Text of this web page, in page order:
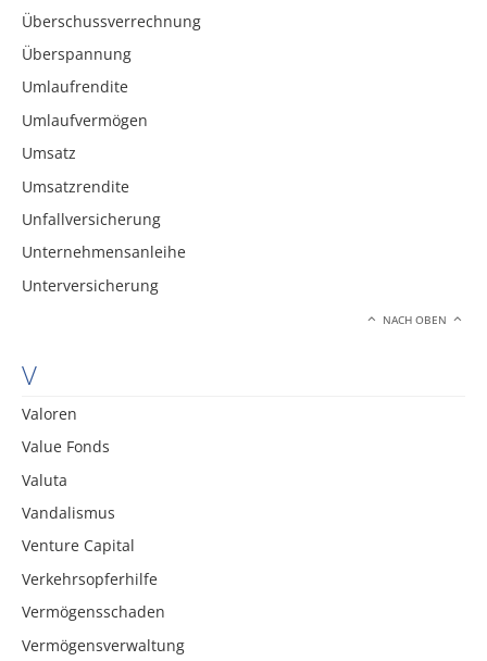
Überschussverrechnung
Überspannung
Umlaufrendite
Umlaufvermögen
Umsatz
Umsatzrendite
Unfallversicherung
Unternehmensanleihe
Unterversicherung
NACH OBEN
V
Valoren
Value Fonds
Valuta
Vandalismus
Venture Capital
Verkehrsopferhilfe
Vermögensschaden
Vermögensverwaltung